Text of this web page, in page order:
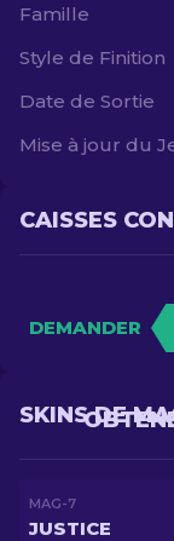
Famille
Style de Finition
Date de Sortie
Mise à jour du
CAISSES
DEMANDER
SKINS DE
MAG-7
JUSTICE